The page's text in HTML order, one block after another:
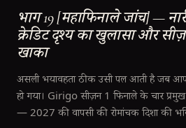
भाग 19 [महाफिनाले जांच] —
क्रेडिट दृश्य का खुलासा और
खाका
असली भयावहता ठीक उसी पल आती है जब
हो गया। Girigo सीज़न 1 फिनाले के चार
— 2027 की वापसी की रोमांचक दिशा की